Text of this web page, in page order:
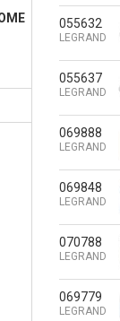
055632
LEGRAND
055637
LEGRAND
069888
LEGRAND
069848
LEGRAND
070788
LEGRAND
069779
LEGRAND